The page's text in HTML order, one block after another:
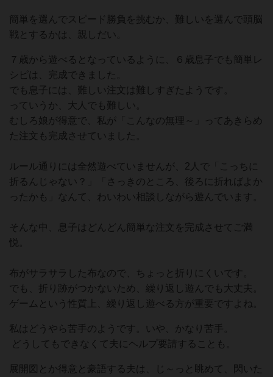
簡単を選んでスピード勝負を挑むか、難しいを選んで頭脳
戦とするかは、親しだい。
７歳から遊べるとなっているように、６歳息子でも簡単レ
シピは、完成できました。
でも息子には、難しい注文は難しすぎたようです。
っていうか、大人でも難しい。
むしろ娘が得意で、私が「こんなの無理～」ってあきらめ
た注文も完成させていました。
ルール通りには全然遊べていませんが、2人で「こっちに
折るんじゃない？」「さっきのところ、後ろに折ればよか
ったかも」なんて、わいわい相談しながら遊んでいます。
そんな中、息子はどんどん簡単な注文を完成させてご満
悦。
布がサラサラした布なので、ちょっと折りにくいです。
でも、折り跡がつかないため、繰り返し遊んでも大丈夫。
ゲームという性質上、繰り返し遊べる方が重要ですよね。
私はどうやら苦手のようです。いや、かなり苦手。
どうしてもできなくて夫にヘルプ要請することも。
展開図とか得意と豪語する夫は、じ～っと眺めて、閃いた